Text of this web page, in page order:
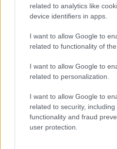
related to analytics like
device identifiers in apps.
I want to allow Google to
related to functionality of
I want to allow Google to
related to personalization.
I want to allow Google to
related to security,
functionality and fraud
user protection.
A takarítószakértők szerint
a